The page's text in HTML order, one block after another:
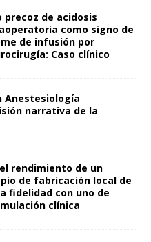
precoz de acidosis
como signo de
de infusión por
Caso clínico
Anestesiología
narrativa de la
rendimiento de un
de fabricación local de
fidelidad con uno de
clínica